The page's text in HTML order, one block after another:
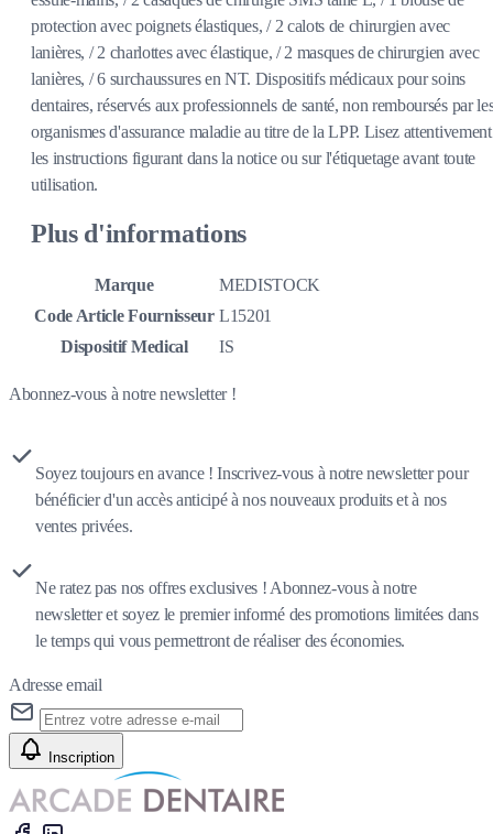
protection avec poignets élastiques, / 2 calots de chirurgien avec
lanières, / 2 charlottes avec élastique, / 2 masques de chirurgien avec
lanières, / 6 surchaussures en NT. Dispositifs médicaux pour soins
dentaires, réservés aux professionnels de santé, non remboursés par
organismes d'assurance maladie au titre de la LPP. Lisez attentivement
les instructions figurant dans la notice ou sur l'étiquetage avant toute
utilisation.
Plus d'informations
Marque
MEDISTOCK
Code Article Fournisseur L15201
Dispositif Medical
IS
Abonnez-vous à notre newsletter !
Soyez toujours en avance ! Inscrivez-vous à notre newsletter pour
bénéficier d'un accès anticipé à nos nouveaux produits et à nos
ventes privées.
Ne ratez pas nos offres exclusives ! Abonnez-vous à notre
newsletter et soyez le premier informé des promotions limitées dans
le temps qui vous permettront de réaliser des économies.
Adresse email
Inscription